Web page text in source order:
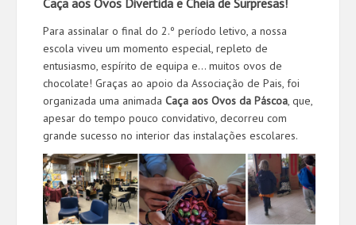
Caça aos Ovos Divertida e Cheia de Surpresas!
Para assinalar o final do 2.º período letivo, a nossa
escola viveu um momento especial, repleto de
entusiasmo, espírito de equipa e… muitos ovos de
chocolate! Graças ao apoio da Associação de Pais, foi
organizada uma animada Caça aos Ovos da Páscoa, que,
apesar do tempo pouco convidativo, decorreu com
grande sucesso no interior das instalações escolares.